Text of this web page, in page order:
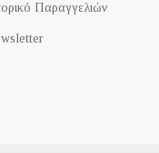
Παραγγελιών